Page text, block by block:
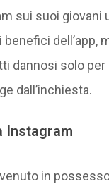
sui suoi giovani
dell’app,
dannosi solo
dall’inchiesta.
Instagram
in